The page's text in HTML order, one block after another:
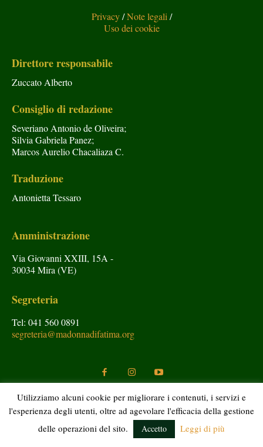
Privacy/Note legali /
Uso dei cookie
Direttore responsabile
Zuccato Alberto
Consiglio di redazione
Severiano Antonio de Oliveira;
Silvia Gabriela Panez;
Marcos Aurelio Chacaliaza C.
Traduzione
Antonietta Tessaro
Amministrazione
Via Giovanni XXIII, 15A -
30034 Mira (VE)
Segreteria
Tel: 041 560 0891
segreteria@madonnadifatima.org
Copyright © Araldi del Vangelo 2020 Tutti i diritti riservati.
Si autorizza la divulgazione citando la fonte
Utilizziamo alcuni cookie per migliorare i contenuti, i servizi e
l'esperienza degli utenti, oltre ad agevolare l'efficacia della gestione
delle operazioni del sito.
Accetto Leggi di più